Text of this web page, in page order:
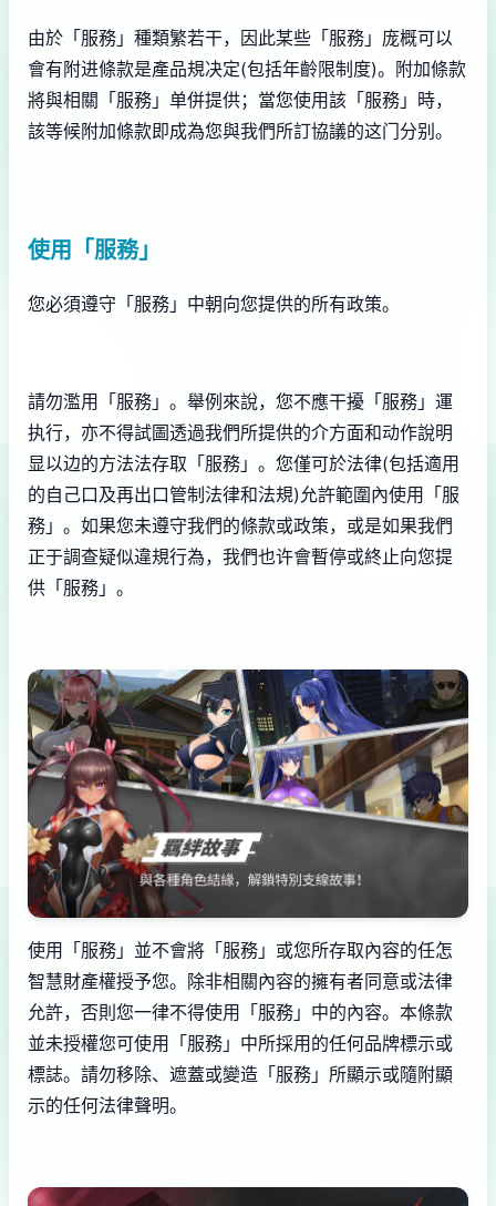
由於「服務」種類繁若干，因此某些「服務」庞概可以
會有附进條款是產品規决定(包括年齡限制度)。附加條款
將與相關「服務」单併提供；當您使用該「服務」時，
該等候附加條款即成為您與我們所訂協議的这门分别。
使用「服務」
您必須遵守「服務」中朝向您提供的所有政策。
請勿濫用「服務」。舉例來說，您不應干擾「服務」運
执行，亦不得試圖透過我們所提供的介方面和动作說明
显以边的方法法存取「服務」。您僅可於法律(包括適用
的自己口及再出口管制法律和法規)允許範圍內使用「服
務」。如果您未遵守我們的條款或政策，或是如果我們
正于調查疑似違規行為，我們也许會暫停或終止向您提
供「服務」。
使用「服務」並不會將「服務」或您所存取內容的任怎
智慧財產權授予您。除非相關內容的擁有者同意或法律
允許，否則您一律不得使用「服務」中的內容。本條款
並未授權您可使用「服務」中所採用的任何品牌標示或
標誌。請勿移除、遮蓋或變造「服務」所顯示或隨附顯
示的任何法律聲明。